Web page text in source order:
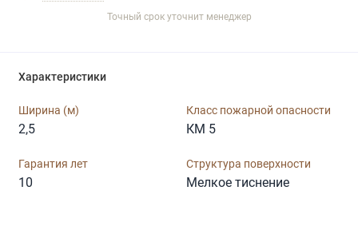
Точный срок уточнит менеджер
Характеристики
Ширина (м)
2,5
Класс пожарной опасности
КМ 5
Гарантия лет
10
Структура поверхности
Мелкое тиснение